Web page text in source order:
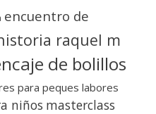
encuentro de
raquel m
de bolillos
para peques labores
niños masterclass